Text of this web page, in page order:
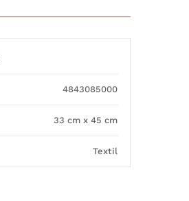
4843085000
33 cm x 45 cm
Textil